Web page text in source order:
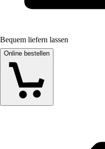
Bequem liefern lassen
Online bestellen